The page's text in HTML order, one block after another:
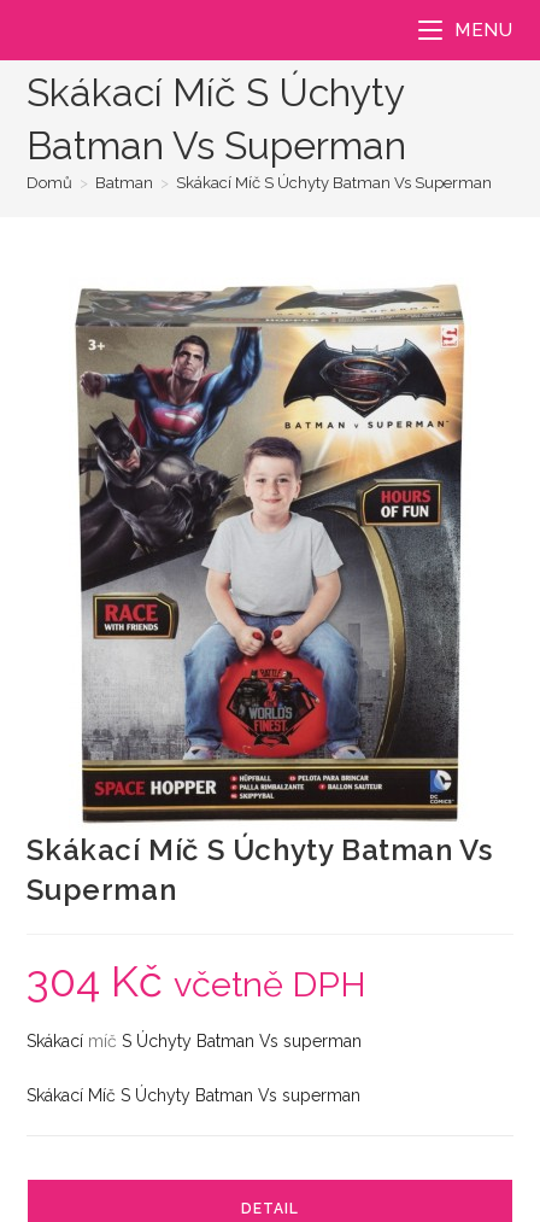
MENU
Skákací Míč S Úchyty
Batman Vs Superman
Domů > Batman > Skákací Míč S Úchyty Batman Vs Superman
Skákací Míč S Úchyty Batman Vs
Superman
304 Kč včetně DPH
Skákací míč S Úchyty Batman Vs superman
Skákací Míč S Úchyty Batman Vs superman
DETAIL